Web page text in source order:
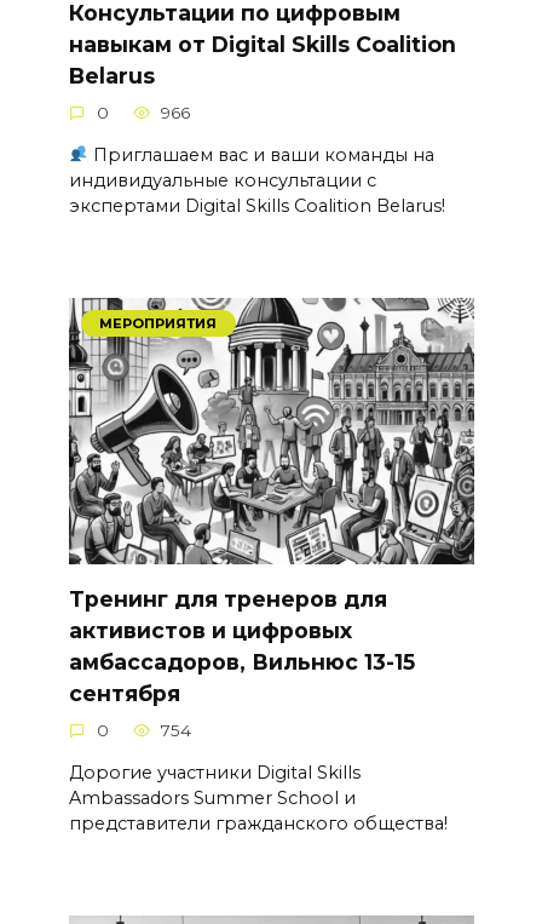
Консультации по цифровым
навыкам от Digital Skills Coalition
Belarus
0 966
Приглашаем вас и ваши команды на
индивидуальные консультации с
экспертами Digital Skills Coalition Belarus!
МЕРОПРИЯТИЯ
Тренинг для тренеров для
активистов и цифровых
амбассадоров, Вильнюс 13-15
сентября
0 754
Дорогие участники Digital Skills
Ambassadors Summer School и
представители гражданского общества!